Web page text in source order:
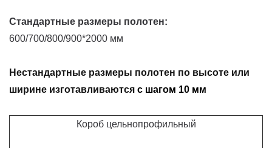
Стандартные размеры полотен:
600/700/800/900*2000 мм
Нестандартные размеры полотен по высоте или
ширине изготавливаются с шагом 10 мм
Короб цельнопрофильный